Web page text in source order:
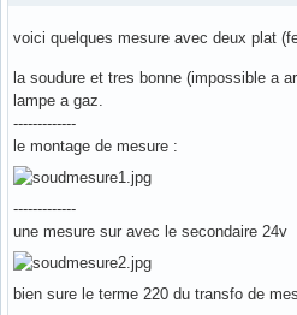
voici quelques mesure avec deux plat
la soudure et tres bonne (impossible a
lampe a gaz.
-------------
le montage de mesure :
-------------
une mesure sur avec le secondaire 24v
bien sure le terme 220 du transfo de